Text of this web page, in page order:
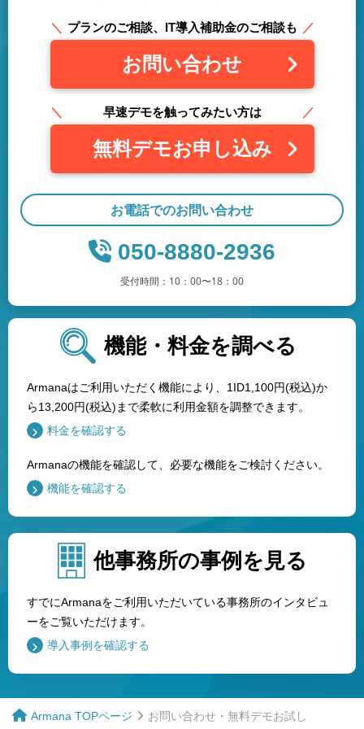
プランのご相談、IT導入補助金のご相談も
お問い合わせ
早速デモを触ってみたい方は
無料デモお申し込み
お電話でのお問い合わせ
050-8880-2936
受付時間：10：00〜18：00
機能・料金を調べる
Armanaはご利用いただく機能により、1ID1,100円(税込)か
ら13,200円(税込)まで柔軟に利用金額を調整できます。
料金を確認する
Armanaの機能を確認して、必要な機能をご検討ください。
機能を確認する
他事務所の事例を見る
すでにArmanaをご利用いただいている事務所のインタビュ
ーをご覧いただけます。
導入事例を確認する
Armana TOPページ お問い合わせ・無料デモお試し